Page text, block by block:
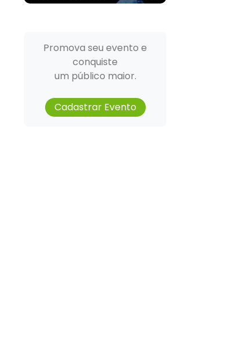
Promova seu evento e
conquiste
um público maior.
Cadastrar Evento